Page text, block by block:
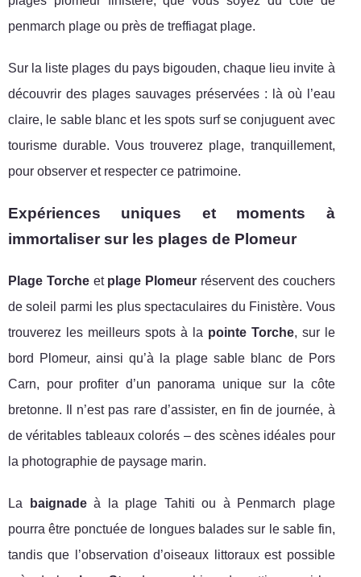
penmarch plage ou près de treffiagat plage.
Sur la liste plages du pays bigouden, chaque lieu invite à
découvrir des plages sauvages préservées : là où l’eau
claire, le sable blanc et les spots surf se conjuguent avec
tourisme durable. Vous trouverez plage, tranquillement,
pour observer et respecter ce patrimoine.
Expériences uniques et moments à
immortaliser sur les plages de Plomeur
Plage Torcheet plage Plomeur réservent des couchers
de soleil parmi les plus spectaculaires du Finistère. Vous
trouverez les meilleurs spots à la pointe Torche, sur le
bord Plomeur, ainsi qu’à la plage sable blanc de Pors
Carn, pour profiter d’un panorama unique sur la côte
bretonne. Il n’est pas rare d’assister, en fin de journée, à
de véritables tableaux colorés – des scènes idéales pour
la photographie de paysage marin.
La baignadeà la plage Tahiti ou à Penmarch plage
pourra être ponctuée de longues balades sur le sable fin,
tandis que l’observation d’oiseaux littoraux est possible